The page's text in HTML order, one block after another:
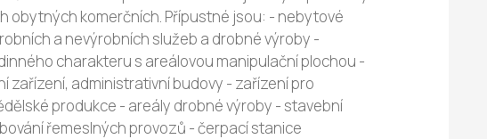
obytných komerčních. Přípustné jsou: - nebytové
a nevýrobních služeb a drobné výroby -
charakteru s areálovou manipulační plochou -
zařízení, administrativní budovy - zařízení pro
produkce - areály drobné výroby - stavební
řemeslných provozů - čerpací stanice